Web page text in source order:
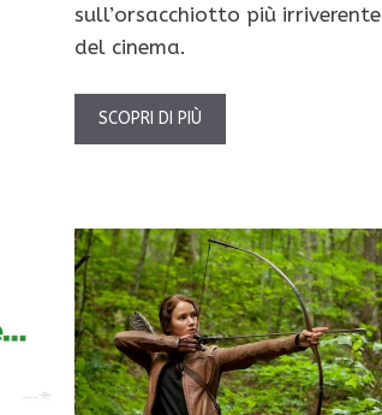
sull’orsacchiotto più irriverente
del cinema.
SCOPRI DI PIÙ